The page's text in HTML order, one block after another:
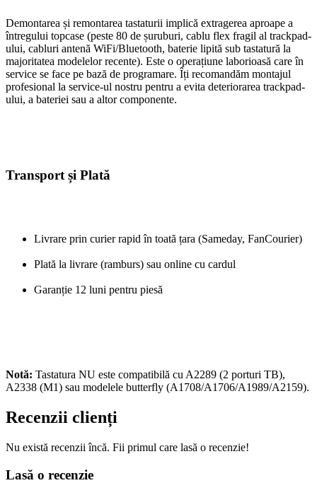
Demontarea și remontarea tastaturii implică extragerea aproape a
întregului topcase (peste 80 de șuruburi, cablu flex fragil al trackpad-
ului, cabluri antenă WiFi/Bluetooth, baterie lipită sub tastatură la
majoritatea modelelor recente). Este o operațiune laborioasă care în
service se face pe bază de programare. Îți recomandăm montajul
profesional la service-ul nostru pentru a evita deteriorarea trackpad-
ului, a bateriei sau a altor componente.
Transport și Plată
Livrare prin curier rapid în toată țara (Sameday, FanCourier)
Plată la livrare (ramburs) sau online cu cardul
Garanție 12 luni pentru piesă
Notă: Tastatura NU este compatibilă cu A2289 (2 porturi TB),
A2338 (M1) sau modelele butterfly (A1708/A1706/A1989/A2159).
Recenzii clienți
Nu există recenzii încă. Fii primul care lasă o recenzie!
Lasă o recenzie